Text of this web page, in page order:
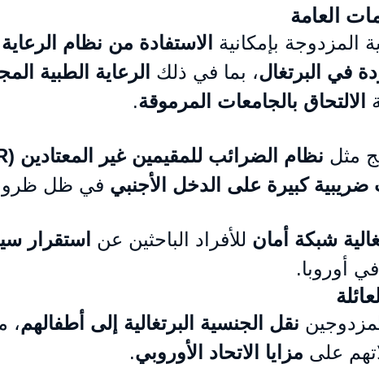
العامة
المزدوجة بإمكانية الاستفادة من نظام
في البرتغال، بما في ذلك الرعاية الطبية
الالتحاق بالجامعات المرموقة.
مثل نظام الضرائب للمقيمين غير المعتادين (NHR)
كبيرة على الدخل الأجنبي في ظل
شبكة أمان للأفراد الباحثين عن استقرار
في أوروبا.
نقل الجنسية البرتغالية إلى أطفالهم،
على مزايا الاتحاد الأوروبي.